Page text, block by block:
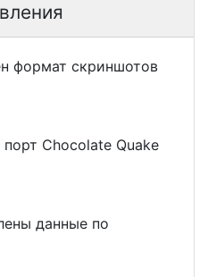
формат скриншотов
Chocolate Quake
данные по